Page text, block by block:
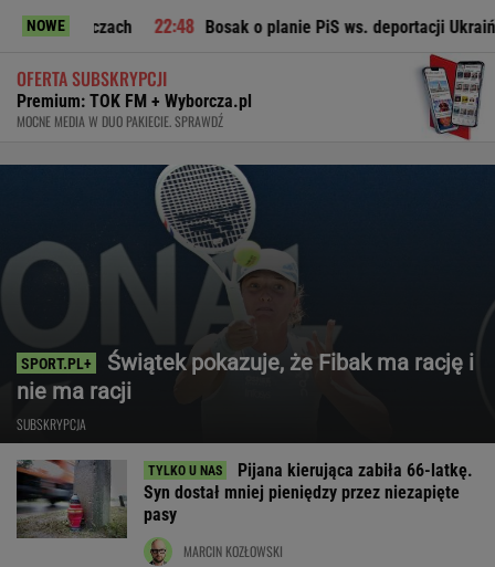
NOWE Bosak o planie PiS ws. deportacji Ukraińców:
OFERTA SUBSKRYPCJI
Premium: TOK FM + Wyborcza.pl
MOCNE MEDIA W DUO PAKIECIE. SPRAWDŹ
Świątek pokazuje, że Fibak ma rację i
nie ma racji
SUBSKRYPCJA
Pijana kierująca zabiła 66-latkę.
Syn dostał mniej pieniędzy przez niezapięte
pasy
MARCIN KOZŁOWSKI